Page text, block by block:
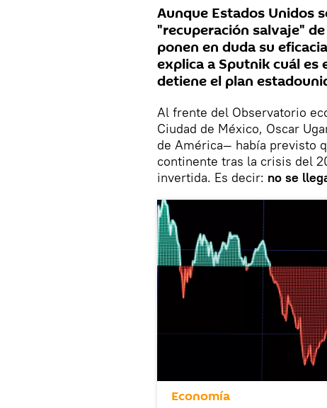
Aunque Estados Unidos
"recuperación salvaje"
ponen en duda su
explica a Sputnik cuál
detiene el plan
Al frente del Observatorio
Ciudad de México, Oscar
de América— había previsto
continente tras la crisis del
invertida. Es decir: no se
Economía